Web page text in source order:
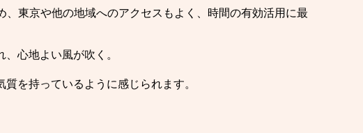
東京や他の地域へのアクセスもよく、時間の有効活用に最
心地よい風が吹く。
を持っているように感じられます。